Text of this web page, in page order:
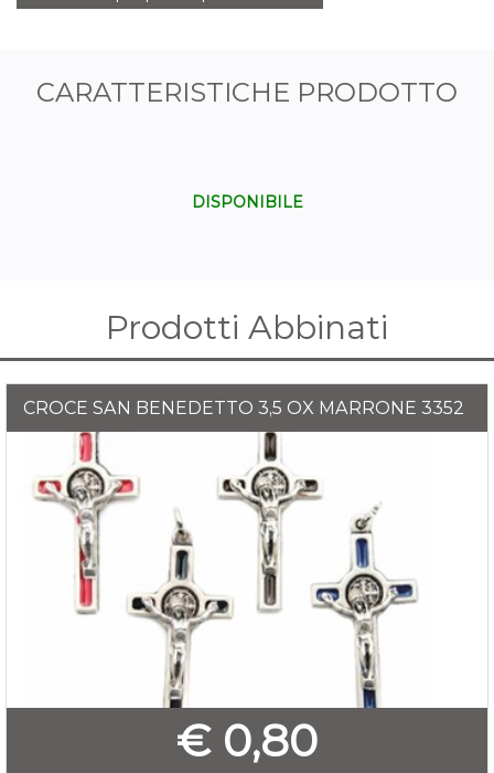
CARATTERISTICHE PRODOTTO
DISPONIBILE
Prodotti Abbinati
CROCE SAN BENEDETTO 3,5 OX MARRONE 3352
€ 0,80